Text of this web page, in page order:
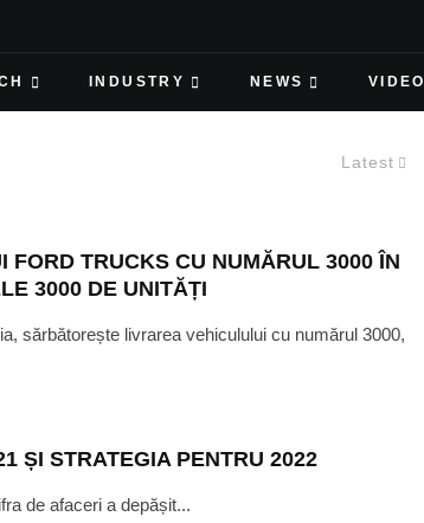
INDUSTRY NEWS VIDEO
Latest
TRUCKS CU NUMĂRUL 3000 ÎN
3000 DE UNITĂȚI
sărbătorește livrarea vehiculului cu numărul 3000,
ȘI STRATEGIA PENTRU 2022
de afaceri a depășit...